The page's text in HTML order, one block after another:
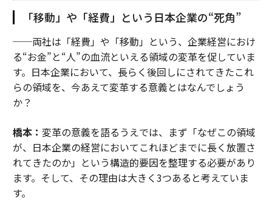
「移動」や「経費」という日本企業の“死角”
──両社は「経費」や「移動」という、企業経営におけ
る“お金”と“人”の血流といえる領域の変革を促していま
す。日本企業において、長らく後回しにされてきたこれ
らの領域を、今あえて変革する意義とはなんでしょう
か？
橋本： 変革の意義を語るうえでは、まず「なぜこの領域
が、日本企業の経営においてこれほどまでに長く放置さ
れてきたのか」という構造的要因を整理する必要があり
ます。そして、その理由は大きく3つあると考えていま
す。